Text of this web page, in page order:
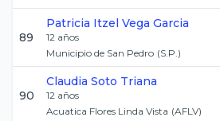
89
Patricia Itzel Vega Garcia
12 años
Municipio de San Pedro (S.P.)
90
Claudia Soto Triana
12 años
Acuatica Flores Linda Vista (AFLV)